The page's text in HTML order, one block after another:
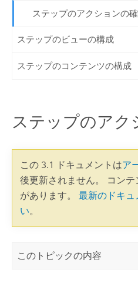
ステップのアクションの
ステップのビューの構成
ステップのコンテンツの構成
ステップのアク
この 3.1 ドキュメントはア
後更新されません。 コン
があります。 最新のドキュ
い。
このトピックの内容